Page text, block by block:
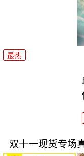
最热
双十一现货专场